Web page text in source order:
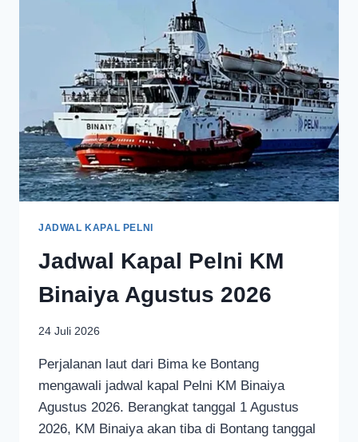
JADWAL KAPAL PELNI
Jadwal Kapal Pelni KM
Binaiya Agustus 2026
24 Juli 2026
Perjalanan laut dari Bima ke Bontang
mengawali jadwal kapal Pelni KM Binaiya
Agustus 2026. Berangkat tanggal 1 Agustus
2026, KM Binaiya akan tiba di Bontang tanggal